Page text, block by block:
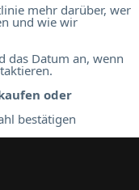
mehr darüber, wer
und wie wir
das Datum an, wenn
oder
bestätigen